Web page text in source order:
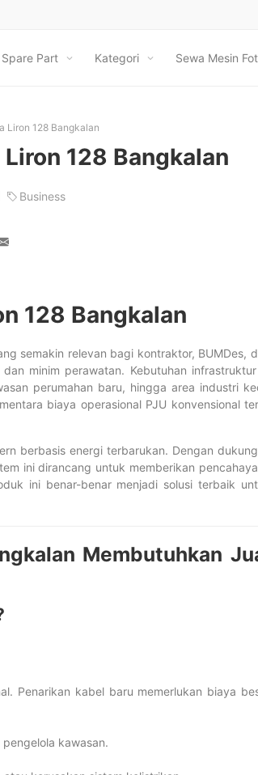
Part Kategori Sewa Mesin
Liron 128 Bangkalan
128 Bangkalan
Business
128 Bangkalan
semakin relevan bagi kontraktor, BUMDes,
minim perawatan. Kebutuhan
perumahan baru, hingga area industri
biaya operasional PJU konvensional
berbasis energi terbarukan. Dengan
ini dirancang untuk memberikan
ini benar-benar menjadi solusi terbaik
Membutuhkan
Penarikan kabel baru memerlukan biaya
kawasan.